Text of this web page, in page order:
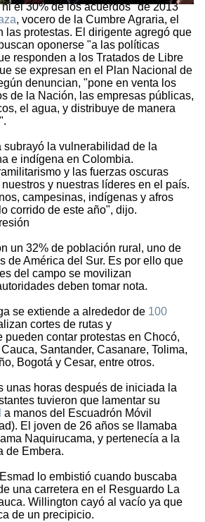
el 30% de los acuerdos" de 2013
, vocero de la Cumbre Agraria, el
las protestas. El dirigente agregó que
oponerse "a las políticas
responden a los Tratados de Libre
se expresan en el Plan Nacional de
denuncian, "pone en venta los
de la Nación, las empresas públicas,
el agua, y distribuye de manera
subrayó la vulnerabilidad de la
e indígena en Colombia.
y las fuerzas oscuras
y nuestras líderes en el país.
campesinas, indígenas y afros
corrido de este año", dijo.
un 32% de población rural, uno de
de América del Sur. Es por ello que
del campo se movilizan
deben tomar nota.
se extiende a alrededor de 100
cortes de rutas y
pueden contar protestas en Chocó,
Santander, Casanare, Tolima,
Bogotá y Cesar, entre otros.
unas horas después de iniciada la
tuvieron que lamentar su
a manos del Escuadrón Móvil
El joven de 26 años se llamaba
Naquirucama, y pertenecía a la
de Embera.
lo embistió cuando buscaba
una carretera en el Resguardo La
Willington cayó al vacío ya que
de un precipicio.